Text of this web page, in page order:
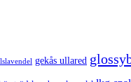
gekås ullared